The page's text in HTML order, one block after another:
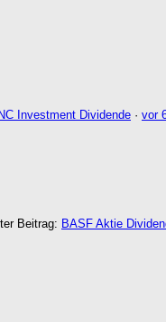
Investment Dividende · vor
Beitrag: BASF Aktie